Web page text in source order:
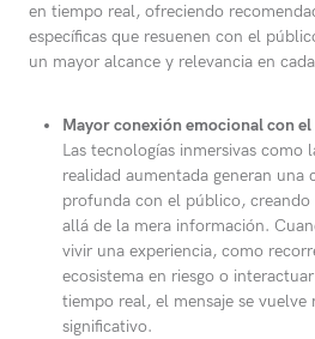
en tiempo real, ofreciendo
específicas que resuenen con el
un mayor alcance y relevancia en
Mayor conexión emocional con
Las tecnologías inmersivas como
realidad aumentada generan una
profunda con el público, creando
allá de la mera información.
vivir una experiencia, como
ecosistema en riesgo o
tiempo real, el mensaje se vuelve
significativo.